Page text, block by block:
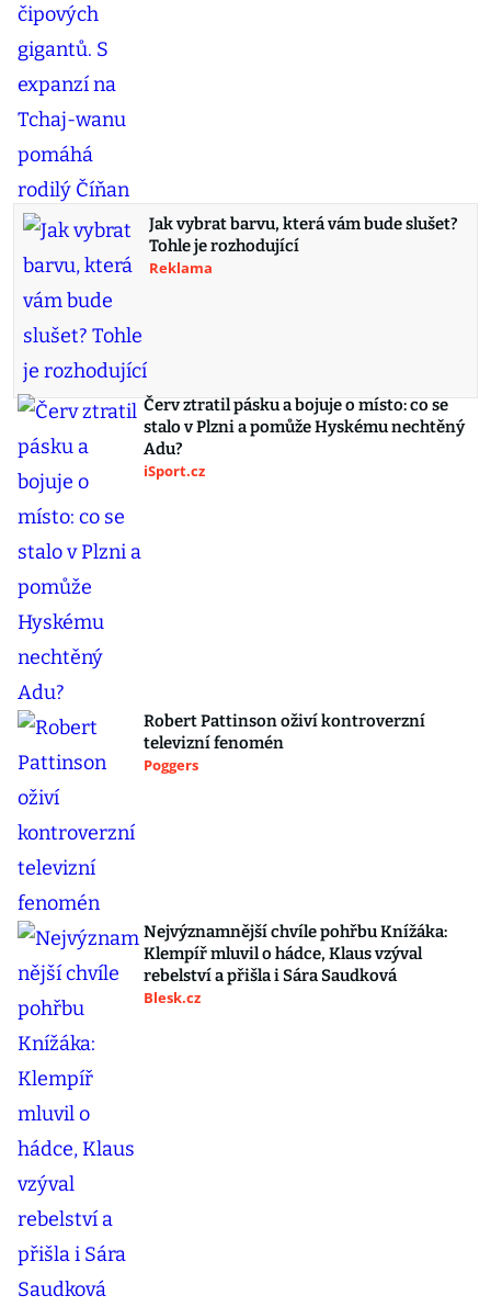
Jak vybrat barvu, která vám bude slušet?
Tohle je rozhodující
Reklama
Červ ztratil pásku a bojuje o místo: co se
stalo v Plzni a pomůže Hyskému nechtěný
Adu?
iSport.cz
Robert Pattinson oživí kontroverzní
televizní fenomén
Poggers
Nejvýznamnější chvíle pohřbu Knížáka:
Klempíř mluvil o hádce, Klaus vzýval
rebelství a přišla i Sára Saudková
Blesk.cz